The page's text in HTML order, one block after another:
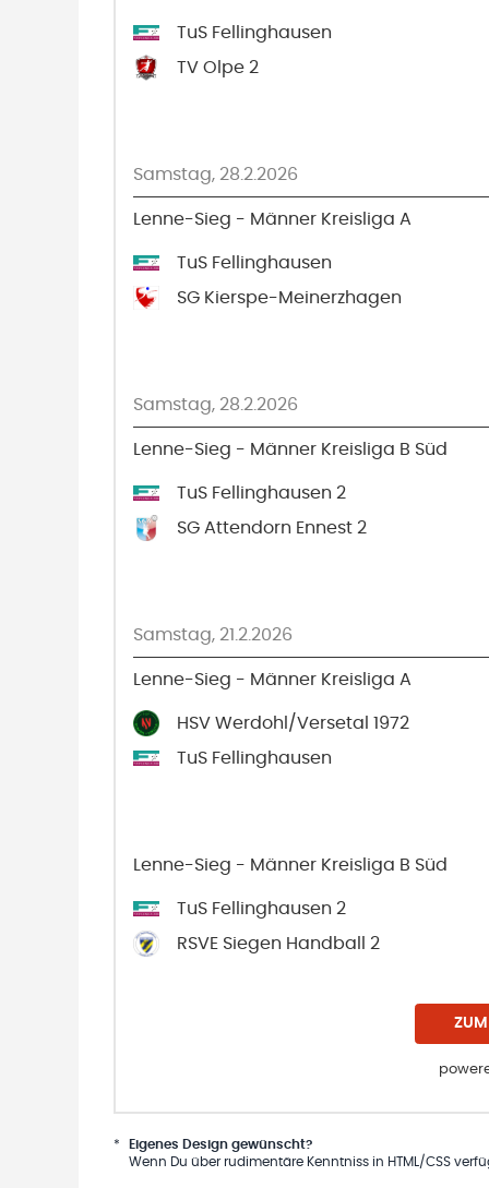
TuS Fellinghausen
TV Olpe 2
Samstag, 28.2.2026
Lenne-Sieg - Männer Kreisliga A
TuS Fellinghausen
SG Kierspe-Meinerzhagen
Samstag, 28.2.2026
Lenne-Sieg - Männer Kreisliga B Süd
TuS Fellinghausen 2
SG Attendorn Ennest 2
Samstag, 21.2.2026
Lenne-Sieg - Männer Kreisliga A
HSV Werdohl/Versetal 1972
TuS Fellinghausen
Lenne-Sieg - Männer Kreisliga B Süd
TuS Fellinghausen 2
RSVE Siegen Handball 2
ZUM
*
Eigenes Design gewünscht?
Wenn Du über rudimentäre Kenntniss in HTML/CSS